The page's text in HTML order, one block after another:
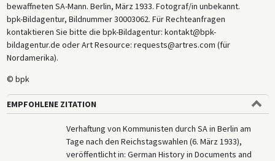
bewaffneten SA-Mann. Berlin, März 1933. Fotograf/in unbekannt.
bpk-Bildagentur, Bildnummer 30003062. Für Rechteanfragen
kontaktieren Sie bitte die bpk-Bildagentur: kontakt@bpk-
bildagentur.de oder Art Resource: requests@artres.com (für
Nordamerika).
© bpk
EMPFOHLENE ZITATION
Verhaftung von Kommunisten durch SA in Berlin am
Tage nach den Reichstagswahlen (6. März 1933),
veröffentlicht in: German History in Documents and